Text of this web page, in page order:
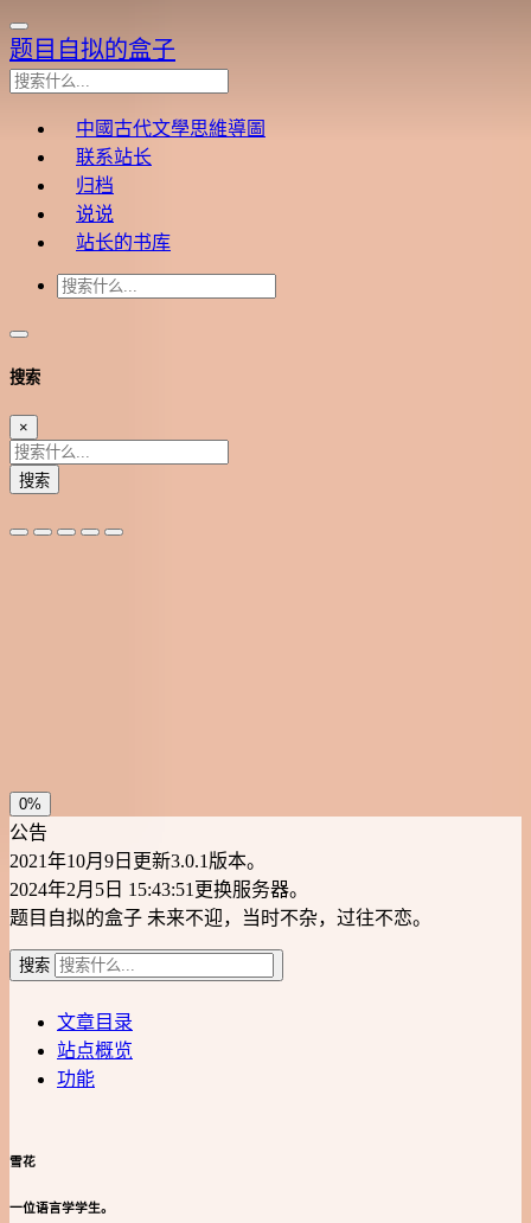
题目自拟的盒子
中國古代文學思維導圖
联系站长
归档
说说
站长的书库
搜索
×
搜索
0%
公告
2021年10月9日更新3.0.1版本。
2024年2月5日 15:43:51更换服务器。
题目自拟的盒子 未来不迎，当时不杂，过往不恋。
搜索
文章目录
站点概览
功能
雪花
一位语言学学生。